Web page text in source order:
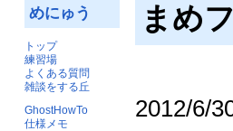
めにゅう
トップ
練習場
よくある質問
雑談をする丘
GhostHowTo
仕様メモ
まめ
2012/6/